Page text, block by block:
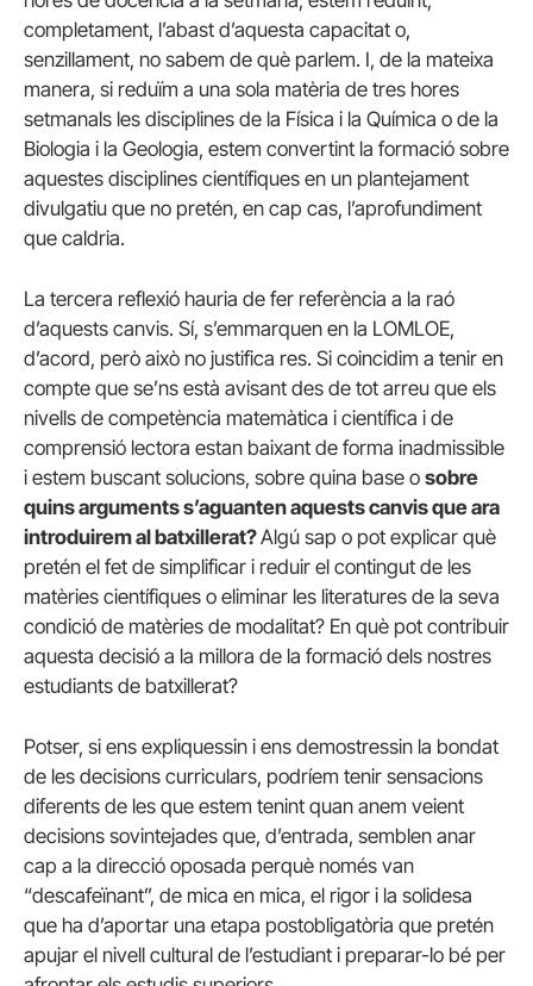
completament, l’abast d’aquesta capacitat o,
senzillament, no sabem de què parlem. I, de la mateixa
manera, si reduïm a una sola matèria de tres hores
setmanals les disciplines de la Física i la Química o de la
Biologia i la Geologia, estem convertint la formació sobre
aquestes disciplines científiques en un plantejament
divulgatiu que no pretén, en cap cas, l’aprofundiment
que caldria.
La tercera reflexió hauria de fer referència a la raó
d’aquests canvis. Sí, s’emmarquen en la LOMLOE,
d’acord, però això no justifica res. Si coincidim a tenir en
compte que se’ns està avisant des de tot arreu que els
nivells de competència matemàtica i científica i de
comprensió lectora estan baixant de forma inadmissible
i estem buscant solucions, sobre quina base o sobre
quins arguments s’aguanten aquests canvis que ara
introduirem al batxillerat?Algú sap o pot explicar què
pretén el fet de simplificar i reduir el contingut de les
matèries científiques o eliminar les literatures de la seva
condició de matèries de modalitat? En què pot contribuir
aquesta decisió a la millora de la formació dels nostres
estudiants de batxillerat?
Potser, si ens expliquessin i ens demostressin la bondat
de les decisions curriculars, podríem tenir sensacions
diferents de les que estem tenint quan anem veient
decisions sovintejades que, d’entrada, semblen anar
cap a la direcció oposada perquè només van
“descafeïnant”, de mica en mica, el rigor i la solidesa
que ha d’aportar una etapa postobligatòria que pretén
apujar el nivell cultural de l’estudiant i preparar-lo bé per